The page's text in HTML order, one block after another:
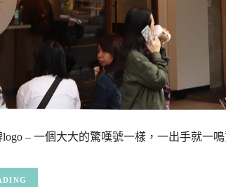
– 一個大大的驚嘆號一樣，一出手就一